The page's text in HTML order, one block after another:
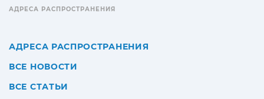
АДРЕСА РАСПРОСТРАНЕНИЯ
АДРЕСА РАСПРОСТРАНЕНИЯ
ВСЕ НОВОСТИ
ВСЕ СТАТЬИ